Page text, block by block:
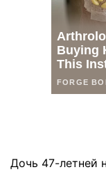
Дочь 47-летней